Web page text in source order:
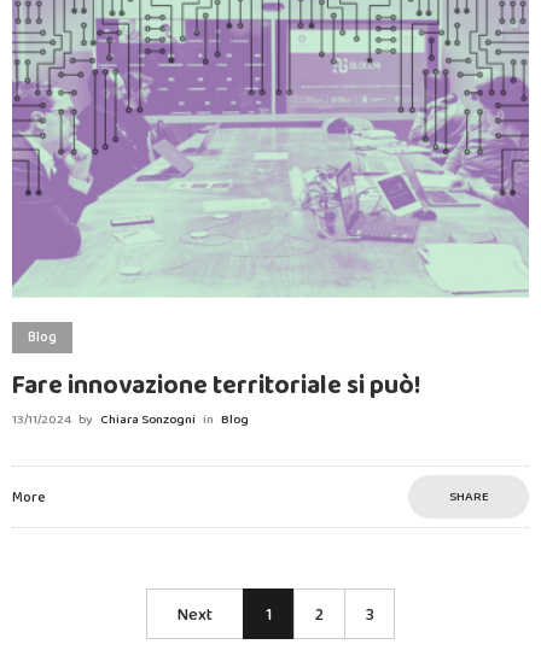
Blog
Fare innovazione territoriale si può!
13/11/2024 by Chiara Sonzogni in Blog
More SHARE
Next 1 2 3